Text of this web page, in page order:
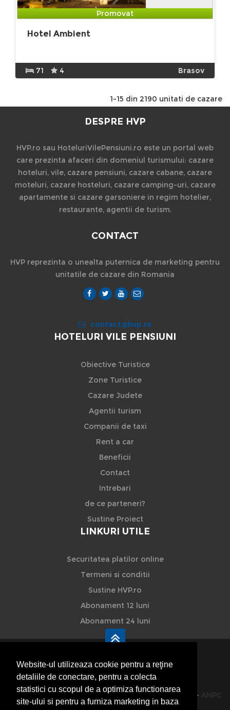
Website-ul utilizeaza cookie pentru a reţine
detaliile de conectare, pentru a colecta
statistici cu scopul de a optimiza functionarea
site-ului si pentru a furniza marketing in baza
Promovat
Hotel Ambient
71 4 Brasov
1-15 din 2190 unitati de cazare
DESPRE HVP
HVP.ro sau HoteluriVilePensiuni.ro este un portal web
care prezinta afaceri din domeniul turismului: cazare
hoteluri, vile, cazare pensiuni, cazare cabane, cazare
moteluri, cazare hosteluri, cazare camping-uri, cazare
apartamente si cazare garsoniere in regim hotelier,
restaurante, agentii de turism.
CONTACT
HVP reprezinta o unealta puternica de marketing pentru
unitatile de cazare din Romania
contact@hvp.ro
HOTELURI VILE PENSIUNI
Obiective Turistice
Zone Turistice
Cazare Judete
Agentii turism
Companii de taxi
Rent a car
Beneficii
Contact
Intrebari
de ce parteneri?
Sustine Proiect
LINKURI UTILE
Securitatea platilor online
Termeni si conditii
Sustine HVP.ro
Abonament 12 luni
Abonament 24 luni
HVP - Hoteluri Vile Pensiuni
© 2014-2026 Powered byVilonMedia&TekaBility - ANPC
SOL